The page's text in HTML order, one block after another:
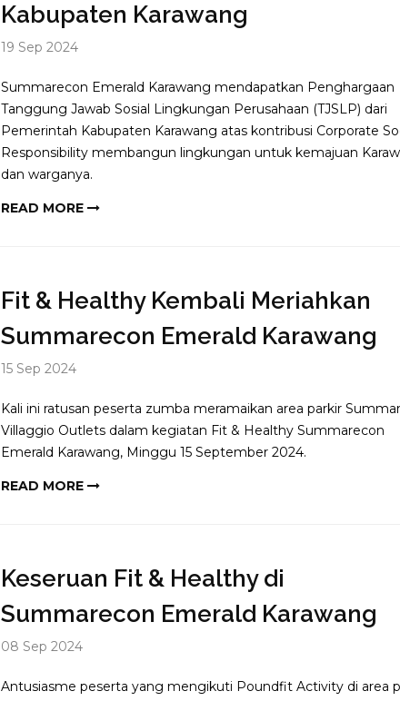
Kabupaten Karawang
19 Sep 2024
Summarecon Emerald Karawang mendapatkan Penghargaan
Tanggung Jawab Sosial Lingkungan Perusahaan (TJSLP) dari
Pemerintah Kabupaten Karawang atas kontribusi Corporate
Responsibility membangun lingkungan untuk kemajuan
dan warganya.
READ MORE
Fit & Healthy Kembali Meriahkan
Summarecon Emerald Karawang
15 Sep 2024
Kali ini ratusan peserta zumba meramaikan area parkir
Villaggio Outlets dalam kegiatan Fit & Healthy Summarecon
Emerald Karawang, Minggu 15 September 2024.
READ MORE
Keseruan Fit & Healthy di
Summarecon Emerald Karawang
08 Sep 2024
Antusiasme peserta yang mengikuti Poundfit Activity di area